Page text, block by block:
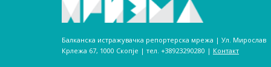
Балканска истражувачка репортерска мрежа | Ул. Мирослав
Крлежа 67, 1000 Скопје | тел. +38923290280­ | Контакт